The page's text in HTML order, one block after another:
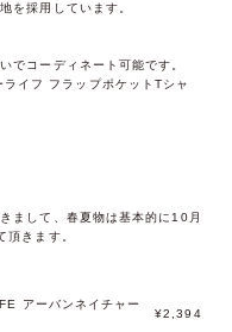
を採用しています。
でコーディネート可能です。
イフ フラップポケットTシャ
まして、春夏物は基本的に10月
頂きます。
アーバンネイチャー
¥2,394